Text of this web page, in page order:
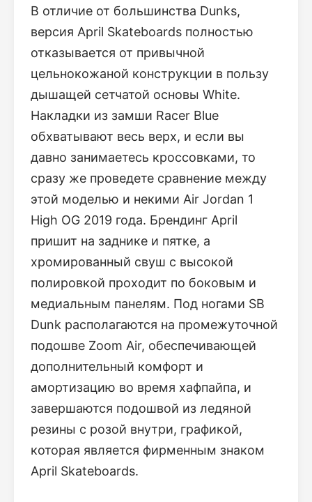
В отличие от большинства Dunks,
версия April Skateboards полностью
отказывается от привычной
цельнокожаной конструкции в пользу
дышащей сетчатой основы White.
Накладки из замши Racer Blue
обхватывают весь верх, и если вы
давно занимаетесь кроссовками, то
сразу же проведете сравнение между
этой моделью и некими Air Jordan 1
High OG 2019 года. Брендинг April
пришит на заднике и пятке, а
хромированный свуш с высокой
полировкой проходит по боковым и
медиальным панелям. Под ногами SB
Dunk располагаются на промежуточной
подошве Zoom Air, обеспечивающей
дополнительный комфорт и
амортизацию во время хафпайпа, и
завершаются подошвой из ледяной
резины с розой внутри, графикой,
которая является фирменным знаком
April Skateboards.